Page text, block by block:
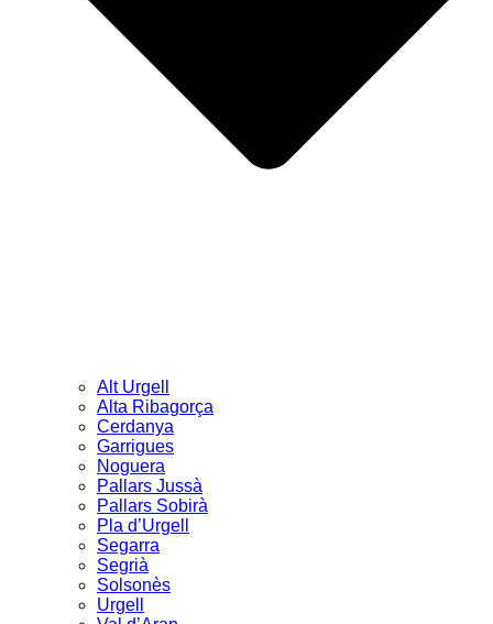
Alt Urgell
Alta Ribagorça
Cerdanya
Garrigues
Noguera
Pallars Jussà
Pallars Sobirà
Pla d’Urgell
Segarra
Segrià
Solsonès
Urgell